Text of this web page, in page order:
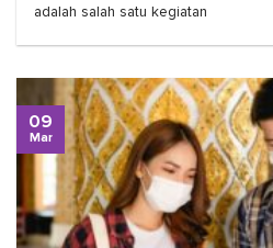
adalah salah satu kegiatan
09
Mar